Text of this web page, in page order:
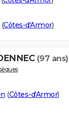
(Côtes-d'Armor)
(97 ans)
(Côtes-d'Armor)